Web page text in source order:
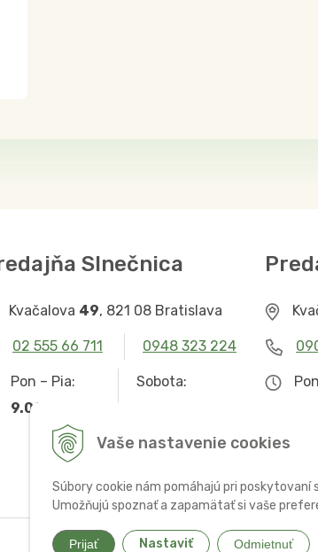
Vaše nastavenie cookies
Súbory cookie nám pomáhajú pri poskytovaní
Umožňujú spoznať a zapamätať si vaše
Prijať Nastaviť Odmietnuť
Slnečnica
Kvačalova 49, 821 08 Bratislava
02 555 66 711 0948 323 224
Pon – Pia:
9.00 – 19.00
Sobota: